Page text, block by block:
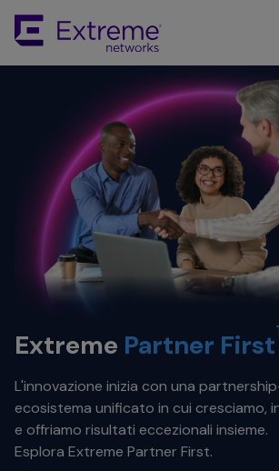
Main
Content
Extreme Partner First
L'innovazione inizia con una
ecosistema unificato in cui cresciamo,
e offriamo risultati eccezionali insieme.
Esplora Extreme Partner First.